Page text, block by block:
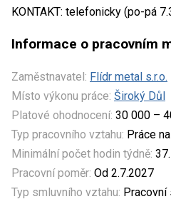
KONTAKT: telefonicky (po-pá
Informace o pracovním
Zaměstnavatel: Flídr metal s.r.o.
Místo výkonu práce: Široký Důl
Platové ohodnocení: 30 000 –
Typ pracovního vztahu: Práce
Minimální počet hodin týdně:
Pracovní poměr: Od 2.7.2027
Typ smluvního vztahu: Pracovní